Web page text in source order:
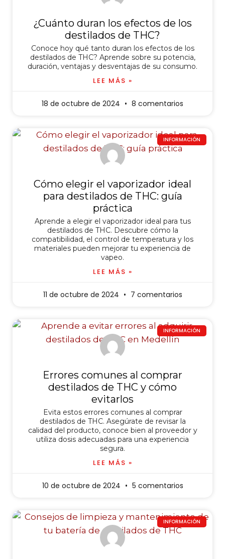
¿Cuánto duran los efectos de los
destilados de THC?
Conoce hoy qué tanto duran los efectos de los
destilados de THC? Aprende sobre su potencia,
duración, ventajas y desventajas de su consumo.
LEE MÁS »
18 de octubre de 2024 8 comentarios
INFORMACIÓN
Cómo elegir el vaporizador ideal
para destilados de THC: guía
práctica
Aprende a elegir el vaporizador ideal para tus
destilados de THC. Descubre cómo la
compatibilidad, el control de temperatura y los
materiales pueden mejorar tu experiencia de
vapeo.
LEE MÁS »
11 de octubre de 2024 7 comentarios
INFORMACIÓN
Errores comunes al comprar
destilados de THC y cómo
evitarlos
Evita estos errores comunes al comprar
destilados de THC. Asegúrate de revisar la
calidad del producto, conoce bien al proveedor y
utiliza dosis adecuadas para una experiencia
segura.
LEE MÁS »
10 de octubre de 2024 5 comentarios
INFORMACIÓN